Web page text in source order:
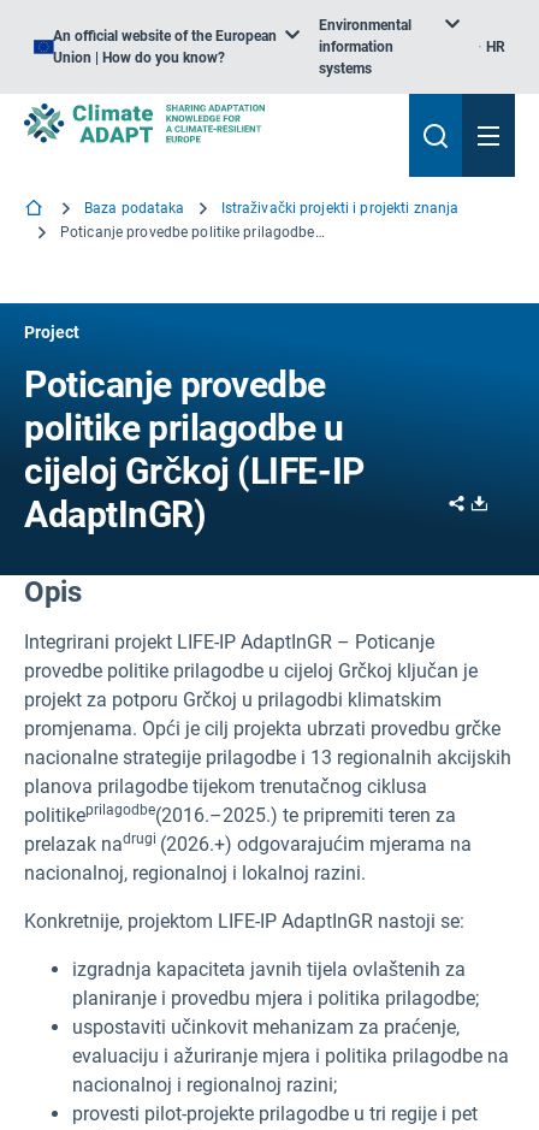
An official website of the European
Union | How do you know?
Environmental
information
systems
HR
Baza podataka
Istraživački projekti i projekti znanja
Poticanje provedbe politike prilagodbe u cijeloj Grčkoj
Project
Poticanje provedbe
politike prilagodbe u
cijeloj Grčkoj (LIFE-IP
AdaptInGR)
Share
Opis
Integrirani projekt LIFE-IP AdaptInGR – Poticanje
provedbe politike prilagodbe u cijeloj Grčkoj ključan je
projekt za potporu Grčkoj u prilagodbi klimatskim
promjenama. Opći je cilj projekta ubrzati provedbu grčke
nacionalne strategije prilagodbe i 13 regionalnih akcijskih
planova prilagodbe tijekom trenutačnog ciklusa
politikeprilagodbe(2016.–2025.) te pripremiti teren za
prelazak nadrugi (2026.+) odgovarajućim mjerama na
nacionalnoj, regionalnoj i lokalnoj razini.
Konkretnije, projektom LIFE-IP AdaptInGR nastoji se:
izgradnja kapaciteta javnih tijela ovlaštenih za
planiranje i provedbu mjera i politika prilagodbe;
uspostaviti učinkovit mehanizam za praćenje,
evaluaciju i ažuriranje mjera i politika prilagodbe na
nacionalnoj i regionalnoj razini;
provesti pilot-projekte prilagodbe u tri regije i pet